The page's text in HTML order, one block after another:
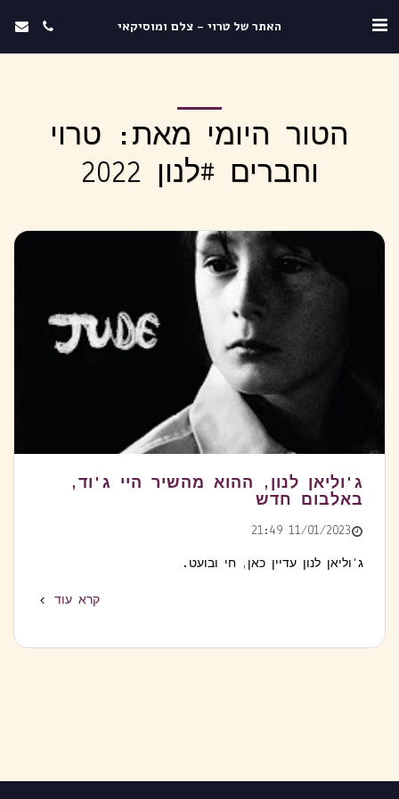
האתר של טרוי - צלם ומוסיקאי
הטור היומי מאת: טרוי
וחברים #לנון 2022
ג'וליאן לנון, ההוא מהשיר היי ג'וד,
באלבום חדש
11/01/2023 21:49
ג'וליאן לנון עדיין כאן, חי ובועט.
קרא עוד